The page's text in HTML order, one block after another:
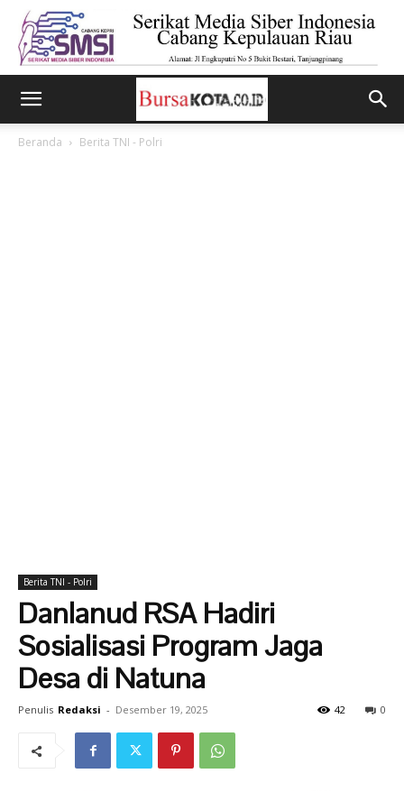
Beranda Berita TNI - Polri
Berita TNI - Polri
Danlanud RSA Hadiri
Sosialisasi Program Jaga
Desa di Natuna
Penulis Redaksi - Desember 19, 2025 0
42